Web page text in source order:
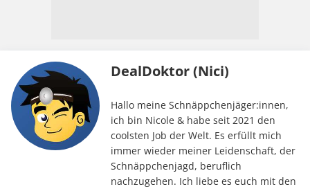
DealDoktor (Nici)
Hallo meine Schnäppchenjäger:innen,
ich bin Nicole & habe seit 2021 den
coolsten Job der Welt. Es erfüllt mich
immer wieder meiner Leidenschaft, der
Schnäppchenjagd, beruflich
nachzugehen. Ich liebe es euch mit den